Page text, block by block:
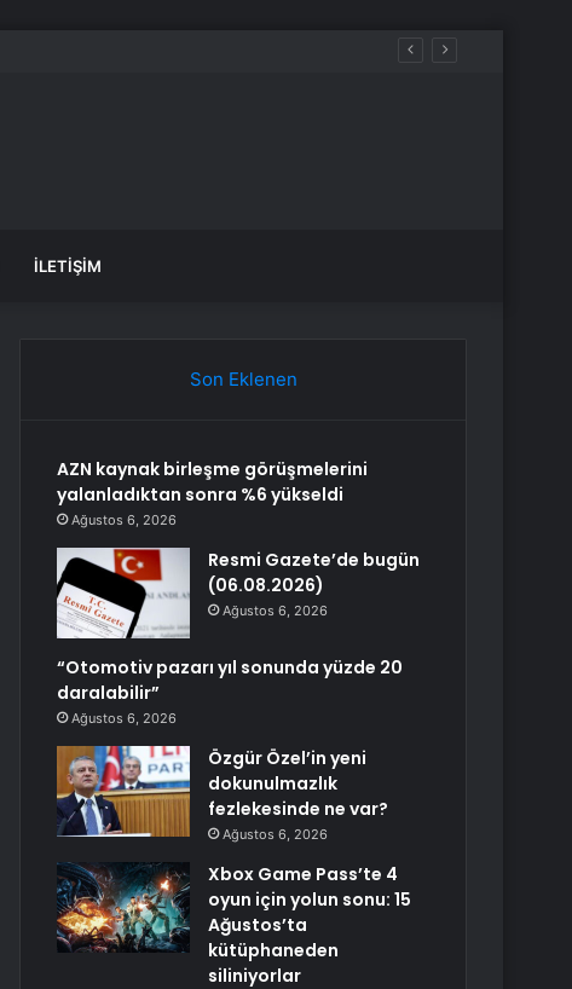
İLETIŞIM
Son Eklenen
AZN kaynak birleşme görüşmelerini
yalanladıktan sonra %6 yükseldi
Ağustos 6, 2026
Resmi Gazete’de bugün
(06.08.2026)
Ağustos 6, 2026
“Otomotiv pazarı yıl sonunda yüzde 20
daralabilir”
Ağustos 6, 2026
Özgür Özel’in yeni
dokunulmazlık
fezlekesinde ne var?
Ağustos 6, 2026
Xbox Game Pass’te 4
oyun için yolun sonu: 15
Ağustos’ta
kütüphaneden
siliniyorlar